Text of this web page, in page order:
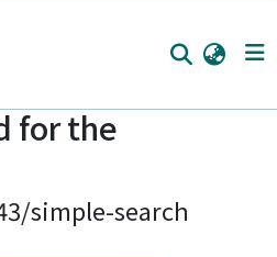
for the
simple-search